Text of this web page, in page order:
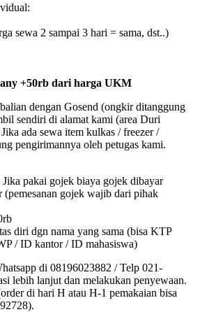
sewa 2 sampai 3 hari = sama, dst..)
+50rb dari harga UKM
dengan Gosend (ongkir ditanggung
sendiri di alamat kami (area Duri
ada sewa item kulkas / freezer /
pengirimannya oleh petugas kami.
pakai gojek biaya gojek dibayar
gojek wajib dari pihak
diri dgn nama yang sama (bisa KTP
/ ID kantor / ID mahasiswa)
di 08196023882 / Telp 021-
lebih lanjut dan melakukan penyewaan.
di hari H atau H-1 pemakaian bisa